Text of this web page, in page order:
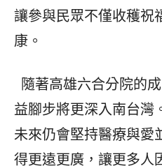
讓參與民眾不僅收穫祝
康。
隨著高雄六合分院的
益腳步將更深入南台灣
未來仍會堅持醫療與愛
得更遠更廣，讓更多人